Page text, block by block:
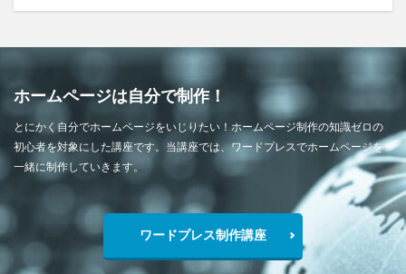
ホームページは自分で制作！
とにかく自分でホームページをいじりたい！ホームページ制作の知識ゼロの
初心者を対象にした講座です。当講座では、ワードプレスでホームページを
一緒に制作していきます。
ワードプレス制作講座